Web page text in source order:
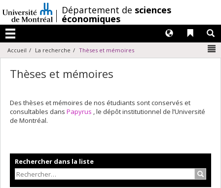
au
contenu
/Département de sciences
économiques
Menu
Liens
Langues
Accueil La recherche Thèses et mémoires
Thèses et mémoires
Des thèses et mémoires de nos étudiants sont conservés et
consultables dans Papyrus , le dépôt institutionnel de l’Université
de Montréal.
Rechercher dans la liste